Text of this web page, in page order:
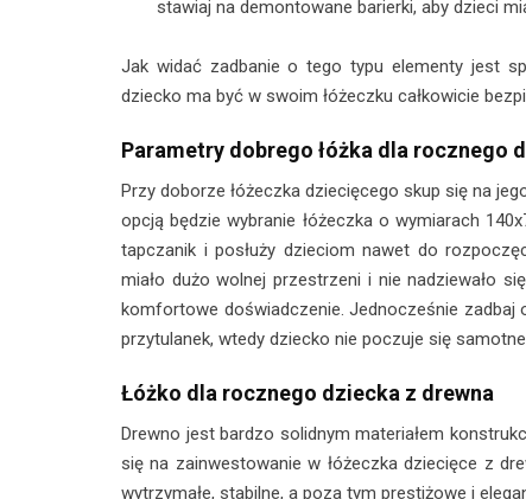
stawiaj na demontowane barierki, aby dzieci
Jak widać zadbanie o tego typu elementy jest
dziecko ma być w swoim łóżeczku całkowicie
Parametry dobrego łóżka dla rocznego
Przy doborze łóżeczka dziecięcego skup się na
opcją będzie wybranie łóżeczka o wymiarach
tapczanik i posłuży dzieciom nawet do
miało dużo wolnej przestrzeni i nie nadziewało
komfortowe doświadczenie. Jednocześnie zadbaj
przytulanek, wtedy dziecko nie poczuje się
Łóżko dla rocznego dziecka z drewna
Drewno jest bardzo solidnym materiałem
się na zainwestowanie w łóżeczka dziecięce z
wytrzymałe, stabilne, a poza tym prestiżowe i